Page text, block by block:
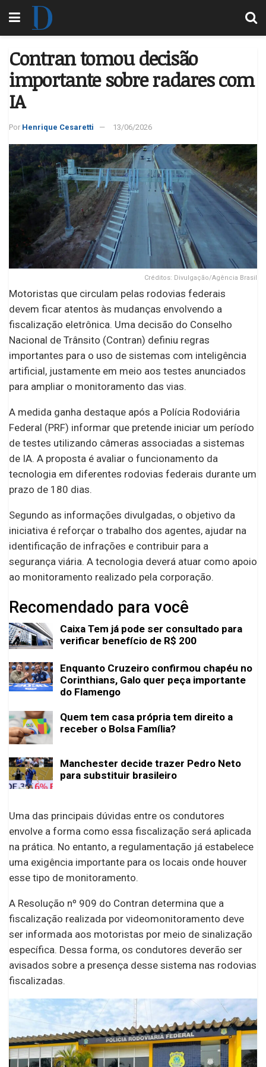
Contran tomou decisão
importante sobre radares com
IA
Por Henrique Cesaretti 13/06/2026
Créditos: Divulgação/Agência Brasil
Motoristas que circulam pelas rodovias federais
devem ficar atentos às mudanças envolvendo a
fiscalização eletrônica. Uma decisão do Conselho
Nacional de Trânsito (Contran) definiu regras
importantes para o uso de sistemas com inteligência
artificial, justamente em meio aos testes anunciados
para ampliar o monitoramento das vias.
A medida ganha destaque após a Polícia Rodoviária
Federal (PRF) informar que pretende iniciar um período
de testes utilizando câmeras associadas a sistemas
de IA. A proposta é avaliar o funcionamento da
tecnologia em diferentes rodovias federais durante um
prazo de 180 dias.
Segundo as informações divulgadas, o objetivo da
iniciativa é reforçar o trabalho dos agentes, ajudar na
identificação de infrações e contribuir para a
segurança viária. A tecnologia deverá atuar como apoio
ao monitoramento realizado pela corporação.
Recomendado para você
Caixa Tem já pode ser consultado para
verificar benefício de R$ 200
Enquanto Cruzeiro confirmou chapéu no
Corinthians, Galo quer peça importante
do Flamengo
Quem tem casa própria tem direito a
receber o Bolsa Família?
Manchester decide trazer Pedro Neto
para substituir brasileiro
Uma das principais dúvidas entre os condutores
envolve a forma como essa fiscalização será aplicada
na prática. No entanto, a regulamentação já estabelece
uma exigência importante para os locais onde houver
esse tipo de monitoramento.
A Resolução nº 909 do Contran determina que a
fiscalização realizada por videomonitoramento deve
ser informada aos motoristas por meio de sinalização
específica. Dessa forma, os condutores deverão ser
avisados sobre a presença desse sistema nas rodovias
fiscalizadas.